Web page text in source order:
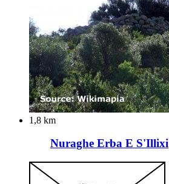
1,8 km
Nuraghe Erba E S'Illixi